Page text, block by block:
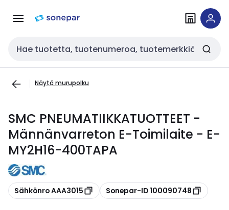
navigointiinsisältöön
Haku
Näytä murupolku
SMC PNEUMATIIKKATUOTTEET -
Männänvarreton E-Toimilaite - E-
MY2H16-400TAPA
Kopioi
Sähkönro AAA3015 Kopioi
Sonepar-ID 100090748